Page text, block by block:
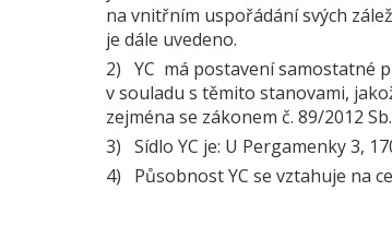
na vnitřním uspořádání svých
je dále uvedeno.
2) YC má postavení samostatné
v souladu s těmito stanovami,
zejména se zákonem č. 89/2012 Sb.
3) Sídlo YC je: U Pergamenky 3,
4) Působnost YC se vztahuje na